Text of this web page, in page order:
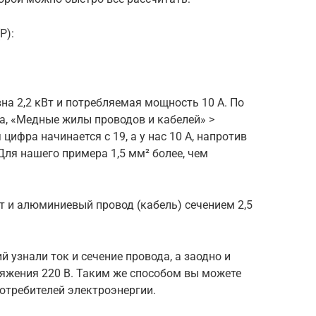
2,2 кВт и потребляемая мощность 10 А. По
«Медные жилы проводов и кабелей» >
начинается с 19, а у нас 10 А, напротив
нашего примера 1,5 мм² более, чем
и алюминиевый провод (кабель) сечением 2,5
ток и сечение провода, а заодно и
220 В. Таким же способом вы можете
электроэнергии.